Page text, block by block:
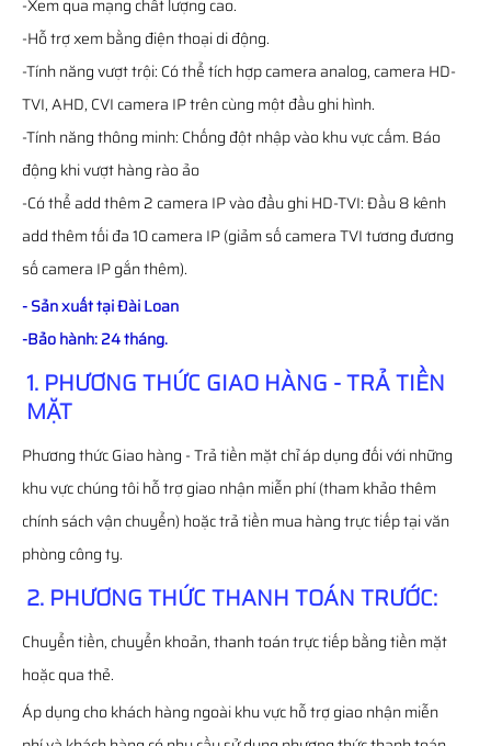
-Xem qua mạng chất lượng cao.
-Hỗ trợ xem bằng điện thoại di động.
-Tính năng vượt trội: Có thể tích hợp camera analog, camera HD-
TVI, AHD, CVI camera IP trên cùng một đầu ghi hình.
-Tính năng thông minh: Chống đột nhập vào khu vực cấm. Báo
động khi vượt hàng rào ảo
-Có thể add thêm 2 camera IP vào đầu ghi HD-TVI: Đầu 8 kênh
add thêm tối đa 10 camera IP (giảm số camera TVI tương đương
số camera IP gắn thêm).
- Sản xuất tại Đài Loan
-Bảo hành: 24 tháng.
1. PHƯƠNG THỨC GIAO HÀNG - TRẢ TIỀN
MẶT
Phương thức Giao hàng - Trả tiền mặt chỉ áp dụng đối với những
khu vực chúng tôi hỗ trợ giao nhận miễn phí (tham khảo thêm
chính sách vận chuyển) hoặc trả tiền mua hàng trực tiếp tại văn
phòng công ty.
2. PHƯƠNG THỨC THANH TOÁN TRƯỚC:
Chuyển tiền, chuyển khoản, thanh toán trực tiếp bằng tiền mặt
hoặc qua thẻ.
Áp dụng cho khách hàng ngoài khu vực hỗ trợ giao nhận miễn